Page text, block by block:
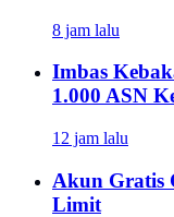
8 jam lalu
Imbas
1.000 ASN
12 jam lalu
Akun Gratis
Limit